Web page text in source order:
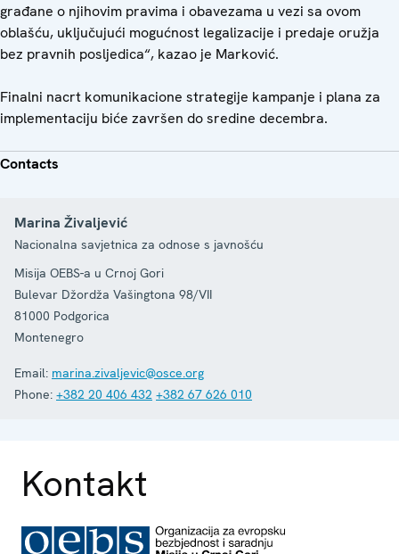
građane o njihovim pravima i obavezama u vezi sa ovom
oblašću, uključujući mogućnost legalizacije i predaje oružja
bez pravnih posljedica“, kazao je Marković.
Finalni nacrt komunikacione strategije kampanje i plana za
implementaciju biće završen do sredine decembra.
Contacts
Marina Živaljević
Nacionalna savjetnica za odnose s javnošću
Misija OEBS-a u Crnoj Gori
Bulevar Džordža Vašingtona 98/VII
81000 Podgorica
Montenegro
Email: marina.zivaljevic@osce.org
Phone: +382 20 406 432 +382 67 626 010
Kontakt